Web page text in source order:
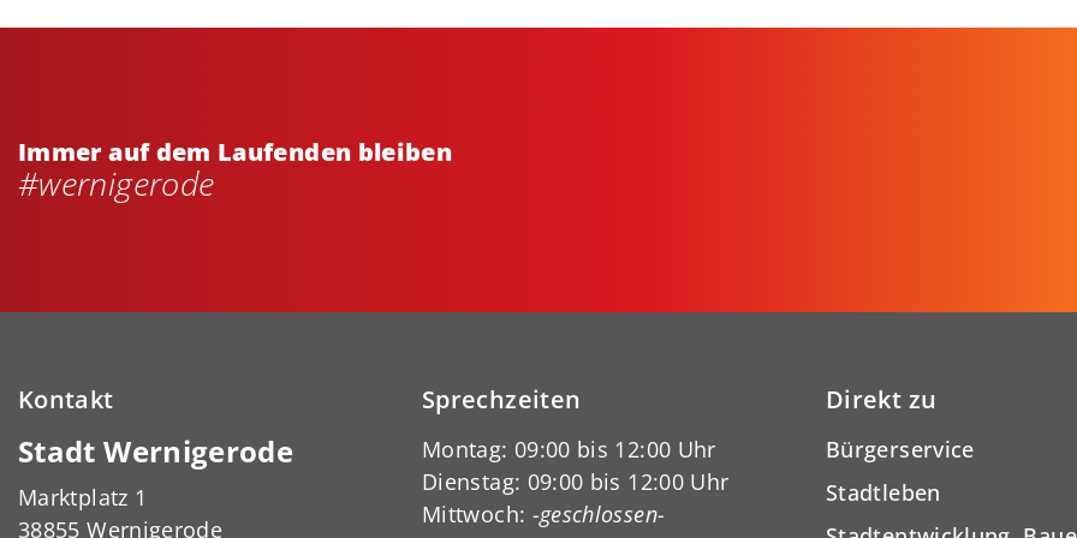
Immer auf dem Laufenden bleiben
#wernigerode
Kontakt
Stadt Wernigerode
Marktplatz 1
38855 Wernigerode
Sprechzeiten
Montag: 09:00 bis 12:00 Uhr
Dienstag: 09:00 bis 12:00 Uhr
Mittwoch: -geschlossen-
Direkt zu
Bürgerservice
Stadtleben